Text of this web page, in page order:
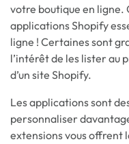
votre boutique en ligne.
applications Shopify
ligne ! Certaines sont
l’intérêt de les lister au
d’un site Shopify.
Les applications sont
personnaliser
extensions vous offrent